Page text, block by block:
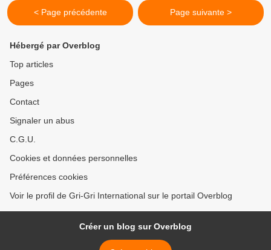
< Page précédente Page suivante >
Hébergé par Overblog
Top articles
Pages
Contact
Signaler un abus
C.G.U.
Cookies et données personnelles
Préférences cookies
Voir le profil de Gri-Gri International sur le portail Overblog
Créer un blog sur Overblog